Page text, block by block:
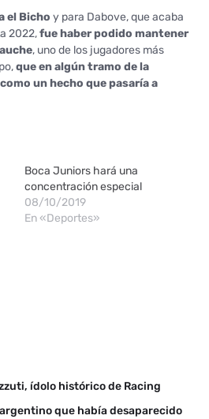
el Bicho y para Dabove, que acaba
2022,fue haber podido mantener
, uno de los jugadores más
que en algún tramo de la
un hecho que pasaría a
Boca Juniors hará una
concentración especial
08/10/2019
En «Deportes»
ídolo histórico de Racing
que había desaparecido